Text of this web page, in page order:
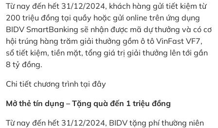
Từ nay đến hết 31/12/2024, khách hàng gửi tiết kiệm từ
200 triệu đồng tại quầy hoặc gửi online trên ứng dụng
BIDV SmartBanking sẽ nhận được mã dự thưởng và có cơ
hội trúng hàng trăm giải thưởng gồm ô tô VinFast VF7,
sổ tiết kiệm, tiền mặt, tổng giá trị giải thưởng lên tới gần
8 tỷ đồng.
Chi tiết chương trình tại đây
Mở thẻ tín dụng – Tặng quà đến 1 triệu đồng
Từ nay đến hết 31/12/2024, BIDV tặng phí thường niên